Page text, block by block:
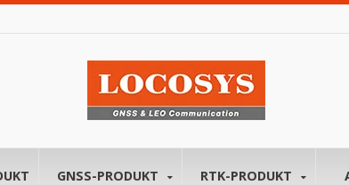
GNSS-PRODUKT RTK-PRODUKT